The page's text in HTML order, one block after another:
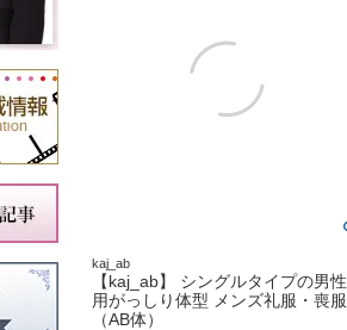
kaj_ab
【kaj_ab】 シングルタイプの男性
用がっしり体型 メンズ礼服・喪服
（AB体）